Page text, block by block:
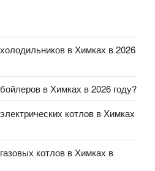
в Химках в 2026
в Химках в 2026 году?
котлов в Химках
котлов в Химках в